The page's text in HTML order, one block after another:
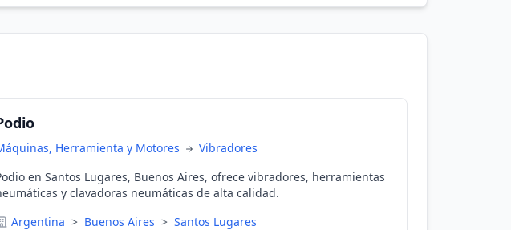
Herramienta y Motores
Vibradores
en Santos Lugares, Buenos Aires, ofrece vibradores, herramientas
y clavadoras neumáticas de alta calidad.
Argentina > Buenos Aires > Santos Lugares